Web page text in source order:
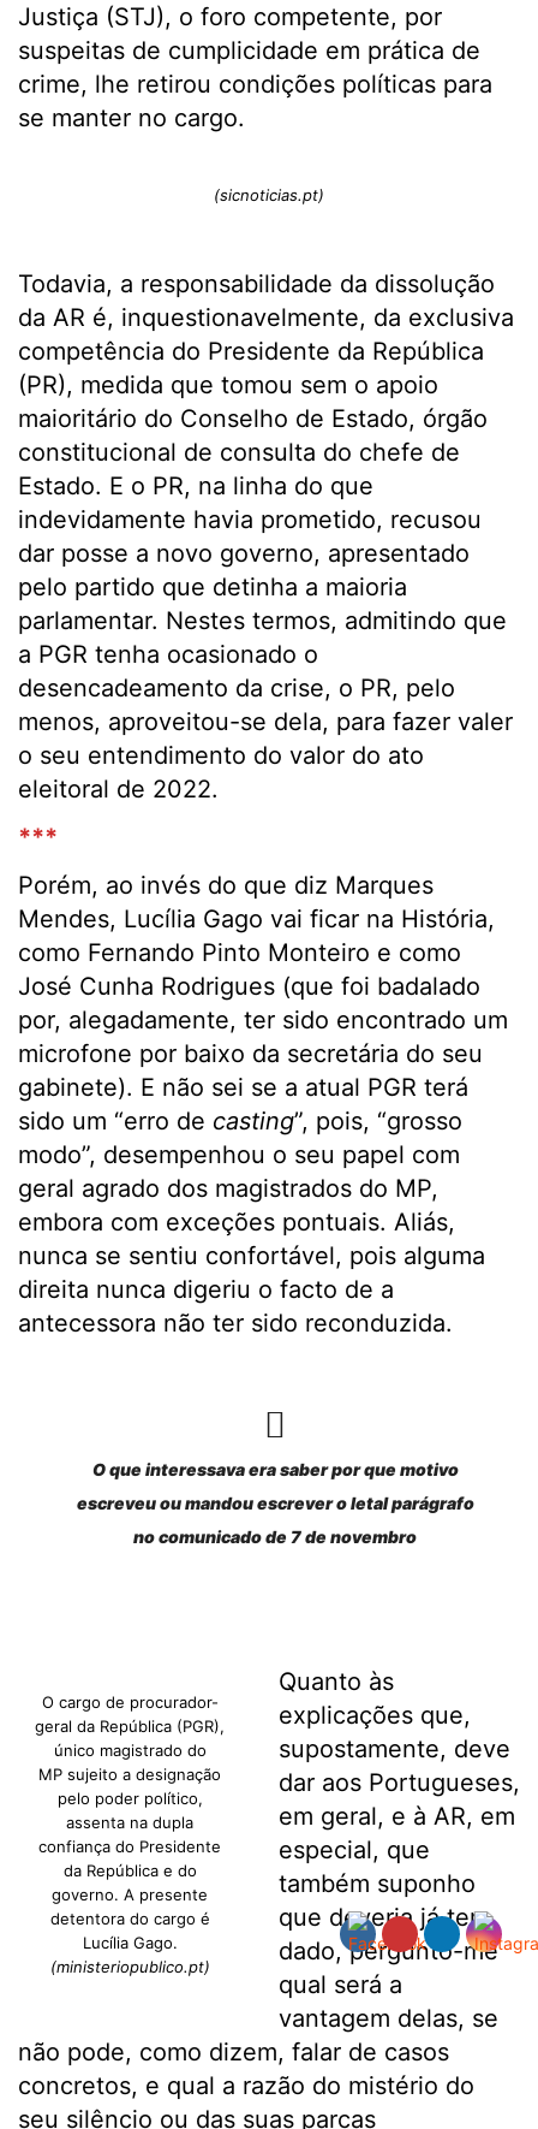
Justiça (STJ), o foro competente, por
suspeitas de cumplicidade em prática de
crime, lhe retirou condições políticas para
se manter no cargo.
(sicnoticias.pt)
Todavia, a responsabilidade da dissolução
da AR é, inquestionavelmente, da exclusiva
competência do Presidente da República
(PR), medida que tomou sem o apoio
maioritário do Conselho de Estado, órgão
constitucional de consulta do chefe de
Estado. E o PR, na linha do que
indevidamente havia prometido, recusou
dar posse a novo governo, apresentado
pelo partido que detinha a maioria
parlamentar. Nestes termos, admitindo que
a PGR tenha ocasionado o
desencadeamento da crise, o PR, pelo
menos, aproveitou-se dela, para fazer valer
o seu entendimento do valor do ato
eleitoral de 2022.
***
Porém, ao invés do que diz Marques
Mendes, Lucília Gago vai ficar na História,
como Fernando Pinto Monteiro e como
José Cunha Rodrigues (que foi badalado
por, alegadamente, ter sido encontrado um
microfone por baixo da secretária do seu
gabinete). E não sei se a atual PGR terá
sido um “erro de casting”, pois, “grosso
modo”, desempenhou o seu papel com
geral agrado dos magistrados do MP,
embora com exceções pontuais. Aliás,
nunca se sentiu confortável, pois alguma
direita nunca digeriu o facto de a
antecessora não ter sido reconduzida.
O que interessava era saber por que motivo
escreveu ou mandou escrever o letal parágrafo
no comunicado de 7 de novembro
O cargo de procurador-
geral da República (PGR),
único magistrado do
MP sujeito a designação
pelo poder político,
assenta na dupla
confiança do Presidente
da República e do
governo. A presente
detentora do cargo é
Lucília Gago.
(ministeriopublico.pt)
Quanto às
explicações que,
supostamente, deve
dar aos Portugueses,
em geral, e à AR, em
especial, que
também suponho
que deveria já ter
dado, pergunto-me
qual será a
vantagem delas, se
não pode, como dizem, falar de casos
concretos, e qual a razão do mistério do
seu silêncio ou das suas parcas